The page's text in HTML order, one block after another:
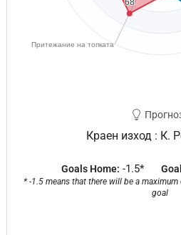
Краен изход : К.
Goals Home: -1.5*
* -1.5 means that there will be a
goal